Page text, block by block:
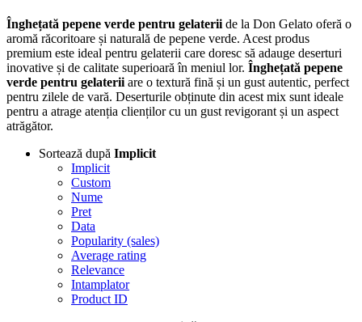
Înghețată pepene verde pentru gelaterii de la Don Gelato oferă o
aromă răcoritoare și naturală de pepene verde. Acest produs
premium este ideal pentru gelaterii care doresc să adauge deserturi
inovative și de calitate superioară în meniul lor. Înghețată pepene
verde pentru gelaterii are o textură fină și un gust autentic, perfect
pentru zilele de vară. Deserturile obținute din acest mix sunt ideale
pentru a atrage atenția clienților cu un gust revigorant și un aspect
atrăgător.
Sortează după Implicit
Implicit
Custom
Nume
Pret
Data
Popularity (sales)
Average rating
Relevance
Intamplator
Product ID